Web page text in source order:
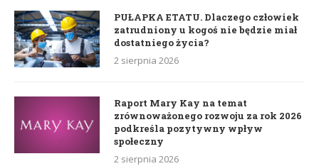
PUŁAPKA ETATU. Dlaczego człowiek
zatrudniony u kogoś nie będzie miał
dostatniego życia?
2 sierpnia 2026
Raport Mary Kay na temat
zrównoważonego rozwoju za rok 2026
podkreśla pozytywny wpływ
społeczny
2 sierpnia 2026